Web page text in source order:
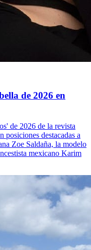
de 2026 en
de 2026 de la revista
posiciones destacadas a
Zoe Saldaña, la modelo
mexicano Karim